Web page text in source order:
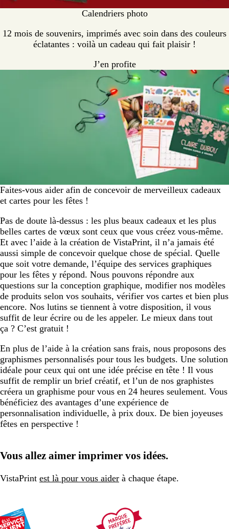
Calendriers photo
12 mois de souvenirs, imprimés avec soin dans des couleurs
éclatantes : voilà un cadeau qui fait plaisir !
J’en profite
Faites-vous aider afin de concevoir de merveilleux cadeaux
et cartes pour les fêtes !
Pas de doute là-dessus : les plus beaux cadeaux et les plus
belles cartes de vœux sont ceux que vous créez vous-même.
Et avec l’aide à la création de VistaPrint, il n’a jamais été
aussi simple de concevoir quelque chose de spécial. Quelle
que soit votre demande, l’équipe des services graphiques
pour les fêtes y répond. Nous pouvons répondre aux
questions sur la conception graphique, modifier nos modèles
de produits selon vos souhaits, vérifier vos cartes et bien plus
encore. Nos lutins se tiennent à votre disposition, il vous
suffit de leur écrire ou de les appeler. Le mieux dans tout
ça ? C’est gratuit !
En plus de l’aide à la création sans frais, nous proposons des
graphismes personnalisés pour tous les budgets. Une solution
idéale pour ceux qui ont une idée précise en tête ! Il vous
suffit de remplir un brief créatif, et l’un de nos graphistes
créera un graphisme pour vous en 24 heures seulement. Vous
bénéficiez des avantages d’une expérience de
personnalisation individuelle, à prix doux. De bien joyeuses
fêtes en perspective !
Vous allez aimer imprimer vos idées.
VistaPrint est là pour vous aider à chaque étape.